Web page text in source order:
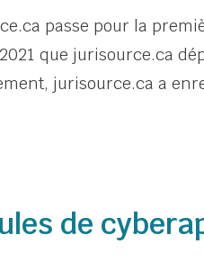
passe pour la
que jurisource.ca
jurisource.ca a
de